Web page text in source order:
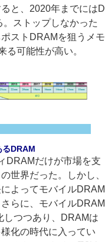
と、2020年までにはD
ストップしなかった
ストDRAMを狙うメモ
る可能性が高い。
るDRAM
DRAMだけが市場を支
世界だった。しかし、
よってモバイルDRAM
らに、モバイルDRAM
しつつあり、DRAMは
化の時代に入ってい